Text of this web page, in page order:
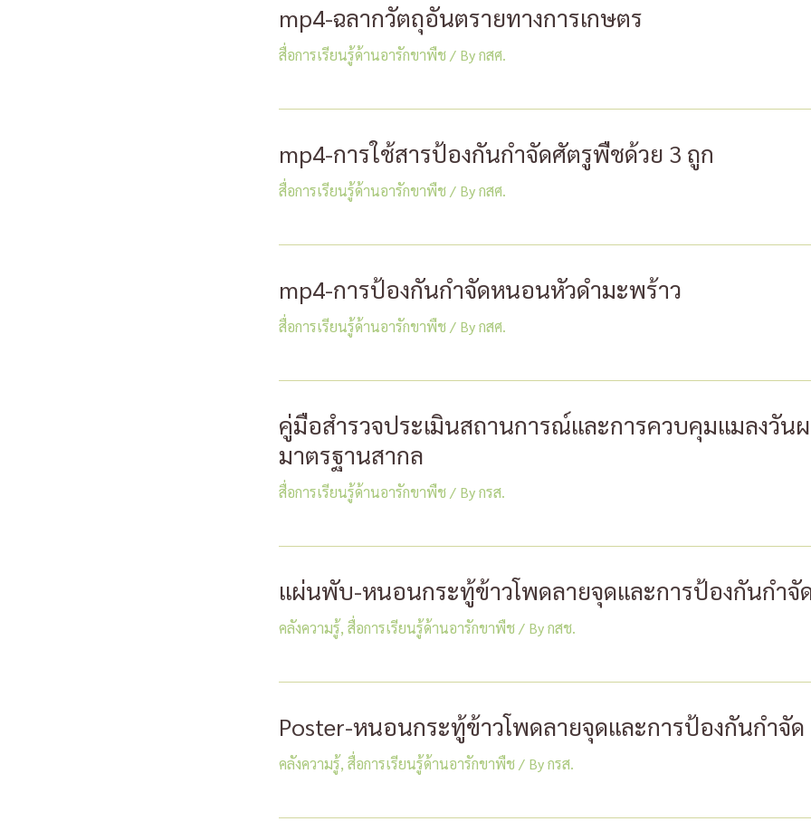
mp4-ฉลากวัตถุอันตรายทางการเกษตร
สื่อการเรียนรู้ด้านอารักขาพืช / Byกสศ.
mp4-การใช้สารป้องกันกำจัดศัตรูพืชด้วย 3 ถูก
สื่อการเรียนรู้ด้านอารักขาพืช / Byกสศ.
mp4-การป้องกันกำจัดหนอนหัวดำมะพร้าว
สื่อการเรียนรู้ด้านอารักขาพืช / Byกสศ.
คู่มือสำรวจประเมินสถานการณ์และการควบคุมแมลงวัน
มาตรฐานสากล
สื่อการเรียนรู้ด้านอารักขาพืช / Byกรส.
แผ่นพับ-หนอนกระทู้ข้าวโพดลายจุดและการป้องกันกำจั
คลังความรู้, สื่อการเรียนรู้ด้านอารักขาพืช / Byกสช.
Poster-หนอนกระทู้ข้าวโพดลายจุดและการป้องกันกำจัด
คลังความรู้, สื่อการเรียนรู้ด้านอารักขาพืช / Byกรส.